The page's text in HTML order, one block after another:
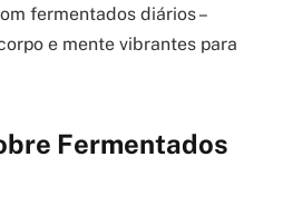
fermentados diários –
e mente vibrantes para
Fermentados